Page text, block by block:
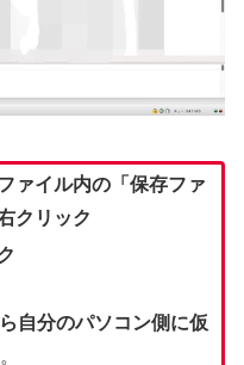
ァイル内の「保存ファ
クリック
自分のパソコン側に仮
。